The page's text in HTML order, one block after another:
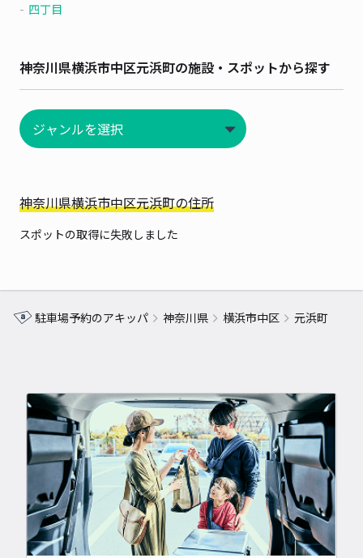
四丁目
神奈川県横浜市中区元浜町の施設・スポットから探す
神奈川県横浜市中区元浜町の住所
スポットの取得に失敗しました
駐車場予約のアキッパ 神奈川県 横浜市中区 元浜町